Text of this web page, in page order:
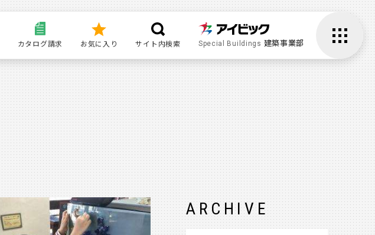
カタログ請求 お気に入り サイト内検索 Special Buildings 建築事業部
ARCHIVE